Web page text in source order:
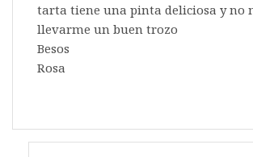
tarta tiene una pinta deliciosa y no
llevarme un buen trozo
Besos
Rosa